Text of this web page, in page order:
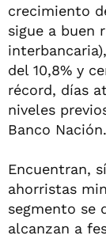
crecimiento
sigue a buen
del 10,8% y
récord, días
niveles
Banco Nación.
Encuentran,
ahorristas
segmento se
alcanzan a